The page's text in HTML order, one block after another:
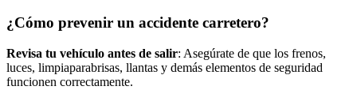
¿Cómo prevenir un accidente carretero?
Revisa tu vehículo antes de salir: Asegúrate de que los frenos,
luces, limpiaparabrisas, llantas y demás elementos de seguridad
funcionen correctamente.